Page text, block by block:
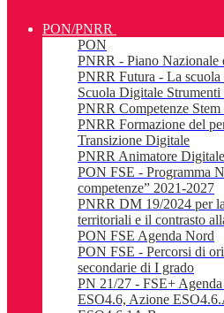
PON/PNRR
PON
PNRR - Piano Nazionale
PNRR Futura - La
Scuola Digitale
PNRR Competenze
PNRR Formazione del
Transizione Digitale
PNRR Animatore
PON FSE - Programma
competenze” 2021-2027
PNRR DM 19/2024 per
territoriali e il contrasto
PON FSE Agenda Nord
PON FSE - Percorsi di
secondarie di I grado
PN 21/27 - FSE+
ESO4.6, Azione